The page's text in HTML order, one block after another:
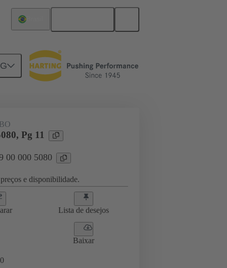
09 00 000 5080
Pg 11
00 000 5080
e disponibilidade.
Lista de desejos
Baixar
0